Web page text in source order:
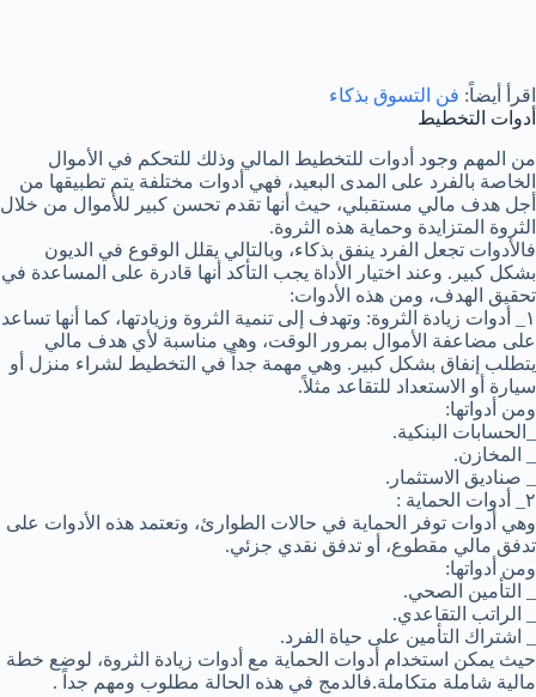
اقرأ أيضاً: فن التسوق بذكاء
أدوات التخطيط
من المهم وجود أدوات للتخطيط المالي وذلك للتحكم في الأموال
الخاصة بالفرد على المدى البعيد، فهي أدوات مختلفة يتم تطبيقها من
أجل هدف مالي مستقبلي، حيث أنها تقدم تحسن كبير للأموال من خلال
الثروة المتزايدة وحماية هذه الثروة.
فالأدوات تجعل الفرد ينفق بذكاء، وبالتالي يقلل الوقوع في الديون
بشكل كبير. وعند اختيار الأداة يجب التأكد أنها قادرة على المساعدة في
تحقيق الهدف، ومن هذه الأدوات:
١_ أدوات زيادة الثروة: وتهدف إلى تنمية الثروة وزيادتها، كما أنها تساعد
على مضاعفة الأموال بمرور الوقت، وهي مناسبة لأي هدف مالي
يتطلب إنفاق بشكل كبير. وهي مهمة جداً في التخطيط لشراء منزل أو
سيارة أو الاستعداد للتقاعد مثلاً.
ومن أدواتها:
_الحسابات البنكية.
_ المخازن.
_ صناديق الاستثمار.
٢_ أدوات الحماية :
وهي أدوات توفر الحماية في حالات الطوارئ، وتعتمد هذه الأدوات على
تدفق مالي مقطوع، أو تدفق نقدي جزئي.
ومن أدواتها:
_ التأمين الصحي.
_ الراتب التقاعدي.
_ اشتراك التأمين على حياة الفرد.
حيث يمكن استخدام أدوات الحماية مع أدوات زيادة الثروة، لوضع خطة
مالية شاملة متكاملة.فالدمج في هذه الحالة مطلوب ومهم جداً .